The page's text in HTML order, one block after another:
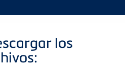
los